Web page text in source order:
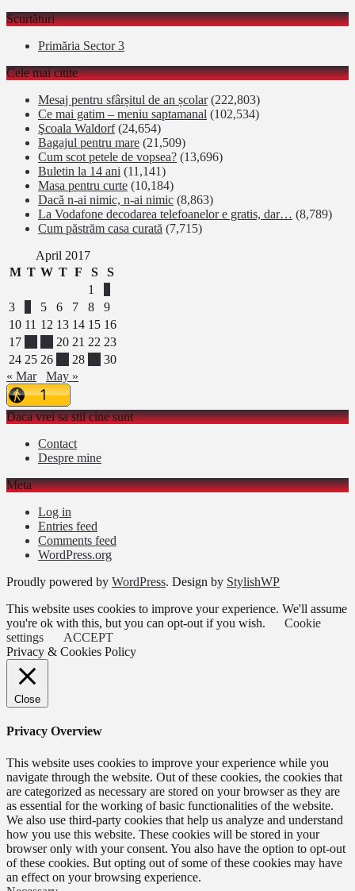
Scurtături
Primăria Sector 3
Cele mai citite
Mesaj pentru sfârșitul de an școlar (222,803)
Ce mai gatim – meniu saptamanal (102,534)
Şcoala Waldorf (24,654)
Bagajul pentru mare (21,509)
Cum scot petele de vopsea? (13,696)
Buletin la 14 ani (11,141)
Masa pentru curte (10,184)
Dacă n-ai nimic, n-ai nimic (8,863)
La Vodafone decodarea telefoanelor e gratis, dar… (8,789)
Cum păstrăm casa curată (7,715)
April 2017
M T W T F S
S
1
3
5 6 7 8
9
10 11 12 13 14 15 16
17
20 21 22 23
24 25 26 28
30
« Mar
May »
Daca vrei sa stii cine sunt
Contact
Despre mine
Meta
Log in
Entries feed
Comments feed
WordPress.org
Proudly powered by WordPress. Design by StylishWP
This website uses cookies to improve your experience. We'll assume
you're ok with this, but you can opt-out if you wish.
Cookie
settings
ACCEPT
Privacy & Cookies Policy
Close
Privacy Overview
This website uses cookies to improve your experience while you
navigate through the website. Out of these cookies, the cookies that
are categorized as necessary are stored on your browser as they are
as essential for the working of basic functionalities of the website.
We also use third-party cookies that help us analyze and understand
how you use this website. These cookies will be stored in your
browser only with your consent. You also have the option to opt-out
of these cookies. But opting out of some of these cookies may have
an effect on your browsing experience.